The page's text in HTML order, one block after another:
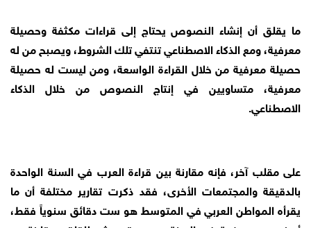
ما يقلق أن إنشاء النصوص يحتاج إلى قراءات مكثفة وحصيلة
معرفية، ومع الذكاء الاصطناعي تنتفي تلك الشروط، ويصبح من له
حصيلة معرفية من خلال القراءة الواسعة، ومن ليست له حصيلة
معرفية، متساويين في إنتاج النصوص من خلال الذكاء
الاصطناعي.
على مقلب آخر، فإنه مقارنة بين قراءة العرب في السنة الواحدة
بالدقيقة والمجتمعات الأخرى، فقد ذكرت تقارير مختلفة أن ما
يقرأه المواطن العربي في المتوسط هو ست دقائق سنوياً فقط،